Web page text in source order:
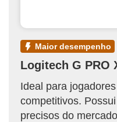
maior desempenho
Logitech G PRO
Ideal para
competitivos.
precisos do